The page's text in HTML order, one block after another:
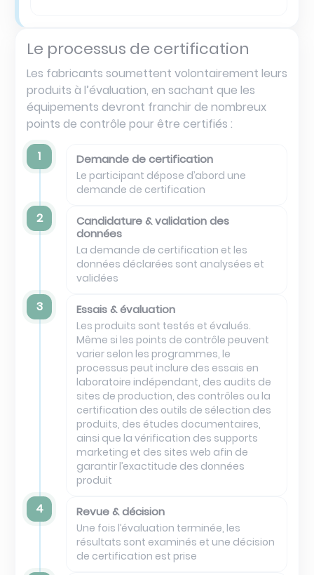
Le processus de certification
Les fabricants soumettent volontairement leurs
produits à l’évaluation, en sachant que les
équipements devront franchir de nombreux
points de contrôle pour être certifiés :
1
Demande de certification
Le participant dépose d’abord une
demande de certification
2
Candidature & validation des
données
La demande de certification et les
données déclarées sont analysées et
validées
3 Essais & évaluation
Les produits sont testés et évalués.
Même si les points de contrôle peuvent
varier selon les programmes, le
processus peut inclure des essais en
laboratoire indépendant, des audits de
sites de production, des contrôles ou la
certification des outils de sélection des
produits, des études documentaires,
ainsi que la vérification des supports
marketing et des sites web afin de
garantir l’exactitude des données
produit
4 Revue & décision
Une fois l’évaluation terminée, les
résultats sont examinés et une décision
de certification est prise